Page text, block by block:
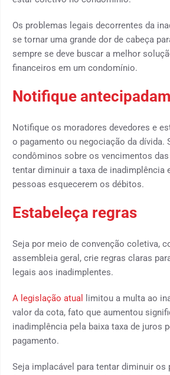
Os problemas legais decorrentes da
se tornar uma grande dor de cabeça
sempre se deve buscar a melhor
financeiros em um condomínio.
Notifique
Notifique os moradores devedores e
o pagamento ou negociação da dívida.
condôminos sobre os vencimentos
tentar diminuir a taxa de inadimplência
pessoas esquecerem os débitos.
Estabeleça regras
Seja por meio de convenção coletiva,
assembleia geral, crie regras claras
legais aos inadimplentes.
A legislação atual
limitou a multa ao
valor da cota, fato que aumentou
inadimplência pela baixa taxa de juros
pagamento.
Seja implacável para tentar diminuir os